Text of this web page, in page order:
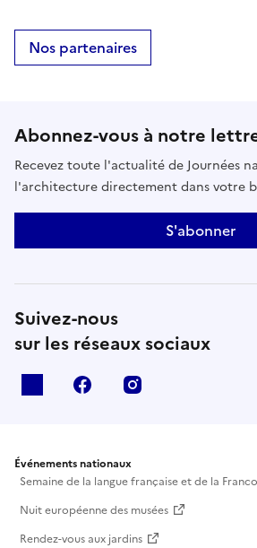
Nos partenaires
Abonnez-vous à notre
Recevez toute l'actualité de Journées
l'architecture directement dans votre
S'abonner
Suivez-nous
sur les réseaux sociaux
facebook
Événements nationaux
Semaine de la langue française et de la
Nuit européenne des musées
Rendez-vous aux jardins